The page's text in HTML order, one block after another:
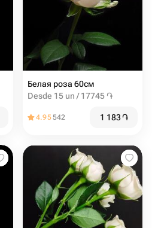
Белая роза 60см
Desde 15 un / 17745 ֏
4.95542 1 183֏